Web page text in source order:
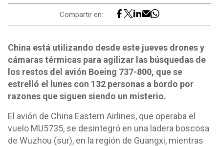
Compartir en:
China está utilizando desde este jueves drones y
cámaras térmicas para agilizar las búsquedas de
los restos del avión Boeing 737-800, que se
estrelló el lunes con 132 personas a bordo por
razones que siguen siendo un misterio.
El avión de China Eastern Airlines, que operaba el
vuelo MU5735, se desintegró en una ladera boscosa
de Wuzhou (sur), en la región de Guangxi, mientras